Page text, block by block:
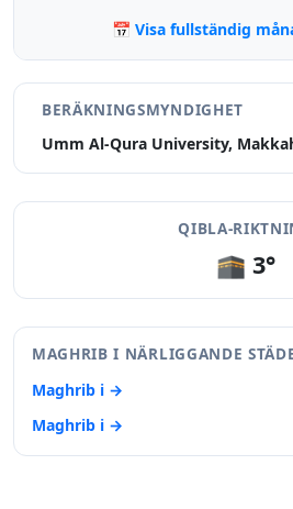
📅 Visa fullständig
BERÄKNINGSMYNDIGHET
Umm Al-Qura University,
QIBLA-
🕋 3°
MAGHRIB I NÄRLIGGANDE
Maghrib i →
Maghrib i →